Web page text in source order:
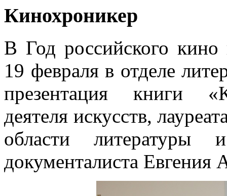
Кинохроникер
В Год российского
19 февраля в отделе
презентация книги
деятеля искусств,
области литературы
документалиста Евгения